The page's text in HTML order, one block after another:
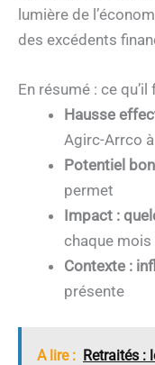
lumière de
des excédents
En résumé : ce
Hausse
Agirc-Arrco
Potentiel
permet
Impact :
chaque
Contexte :
présente
A lire : Retraités :